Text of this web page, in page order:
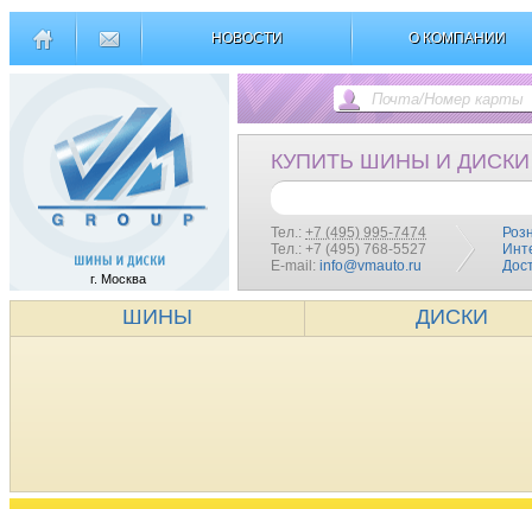
НОВОСТИ О КОМПАНИИ
г. Москва
КУПИТЬ ШИНЫ И ДИСКИ
Тел.: +7 (495) 995-7474
Тел.: +7 (495) 768-5527
E-mail: info@vmauto.ru
ШИНЫ ДИСКИ